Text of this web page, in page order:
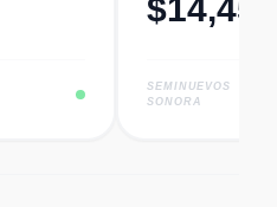
$
SEMINUEVOS
SONORA